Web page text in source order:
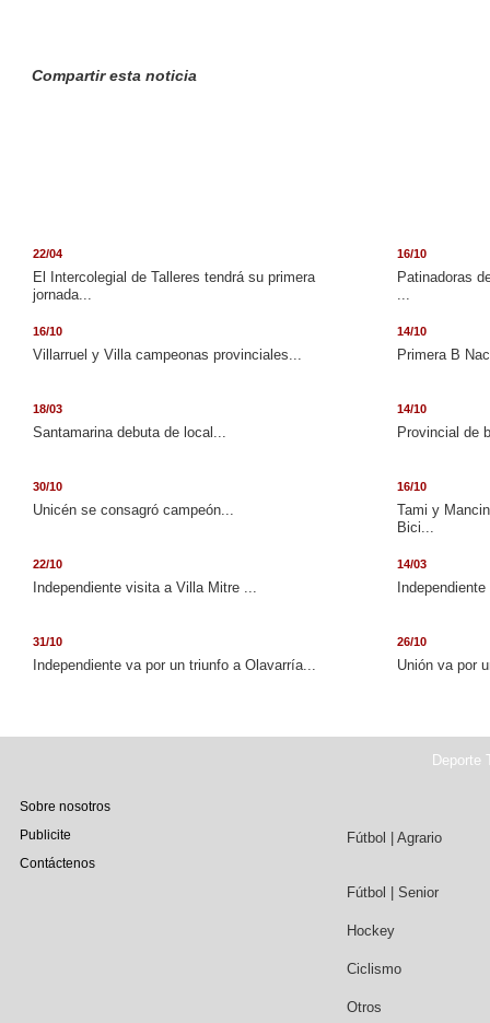
Compartir esta noticia
22/04
El Intercolegial de Talleres tendrá su primera
jornada...
16/10
Patinadoras
...
16/10
Villarruel y Villa campeonas provinciales...
14/10
Primera B
18/03
Santamarina debuta de local...
14/10
Provincial de
30/10
Unicén se consagró campeón...
16/10
Tami y
Bici...
22/10
Independiente visita a Villa Mitre ...
14/03
31/10
Independiente va por un triunfo a Olavarría...
26/10
Unión va por
Deporte
Sobre nosotros
Publicite
Contáctenos
Fútbol | Agrario
Fútbol | Senior
Hockey
Ciclismo
Otros